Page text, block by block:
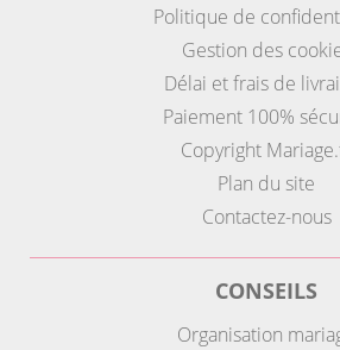
Politique de
Gestion des
Délai et frais de
Paiement 100%
Copyright
Plan du site
Contactez-nous
CONSEILS
Organisation